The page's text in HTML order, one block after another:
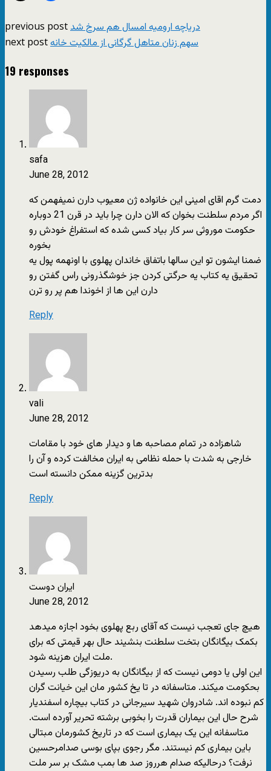
previous postدریاچه ارومیه امسال هم سرخ شد
next postسهم زنان متاهل گرگانی از مالکیت خانه
19 responses
safa
June 28, 2012
دمت گرم اقای امینی این خانواده ژن معیوب دارن نمیفهمن که
اگر مردم سلطنت بخوان که الان دارن چرا باید در قرن 21 دوباره
حکومت موروثی سر کار بیاد کسی شده که استفراغ خودش رو
بخوره
ضمنا ایشون تو این سالها باتفاق خاندان پهلوی با اونهمه پول یه
تحقیق یه کتاب یه حرگتی کردن جز خوشگذرونی راس گفتن رو
دارن این ها از اخوندا هم پر رو ترن
Reply
vali
June 28, 2012
شاهزاده در تمام مصاحبه ها و دیدار های خود با مقامات
خارجی به شدت با حمله نظامی به ایران مخالفت کرده و آن را
بدترین گزینه ممکن دانسته است
Reply
ایران دوست
June 28, 2012
هیچ جای تعجب نیست که آقای ربع پهلوی بخود اجازه میدهد
بکمک بیگانگان بتخت سلطنت بنشیند حال بهر قیمتی که برای
ملت ایران هزینه شود.
این اولی یا دومی نیست که از بیگانگان به دریوزگی طلب رسیدن
بحکومت میکند. متاسفانه در تا یخ کشور مان این خیانت گران
کم نبوده اند. شادروان شهید سیرجانی در کتاب بیچاره اسفندیار
شرح حال این بیماران قدرت را بخوبی برشته تحریر آورده است.
متاسفانه این یک بیماری است که در تاریخ کشورمان مبتالی
باین بیماری کم نیستند. مگر رجوی بپای بوسی صدامرحسین
نرفت؟ درحالیکه صدام هرروز صد ها بمب مشک بر سر ملت